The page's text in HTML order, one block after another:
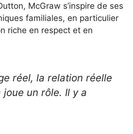
McGraw s’inspire de ses
familiales, en particulier
riche en respect et en
réel, la relation réelle
un rôle. Il y a